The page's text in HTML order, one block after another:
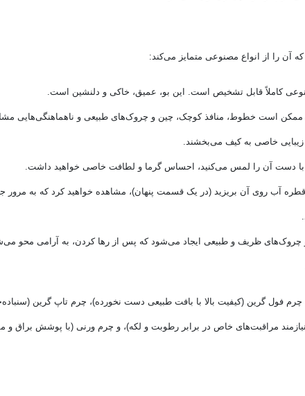
آن را از انواع مصنوعی متمایز می‌کند:
کاملاً قابل تشخیص است. این بو، عمیق، خاکی و دلنشین است.
است خطوط، منافذ کوچک، چین و چروک‌های طبیعی و ناهماهنگی‌هایی
خاصی به کیف می‌بخشند.
دست آن را لمس می‌کنید، احساس گرما و لطافت خاصی خواهید داشت.
آب روی آن بریزید (در یک قسمت پنهان)، مشاهده خواهید کرد که به مرور
ظریف و طبیعی ایجاد می‌شود که پس از رها کردن، به آرامی محو
فول گرین (کیفیت بالا با بافت طبیعی دست نخورده)، چرم تاپ گرین
مراقبت‌های خاص در برابر رطوبت و لکه)، و چرم ورنی (با پوشش براق و